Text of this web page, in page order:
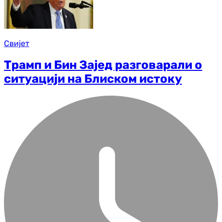
Свијет
Трамп и Бин Зајед разговарали о
ситуацији на Блиском истоку